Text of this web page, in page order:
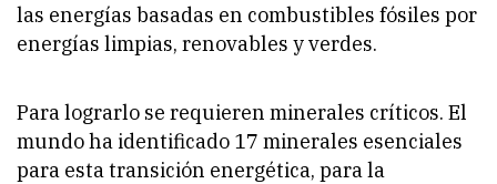
las energías basadas en combustibles fósiles por
energías limpias, renovables y verdes.
Para lograrlo se requieren minerales críticos. El
mundo ha identificado 17 minerales esenciales
para esta transición energética, para la